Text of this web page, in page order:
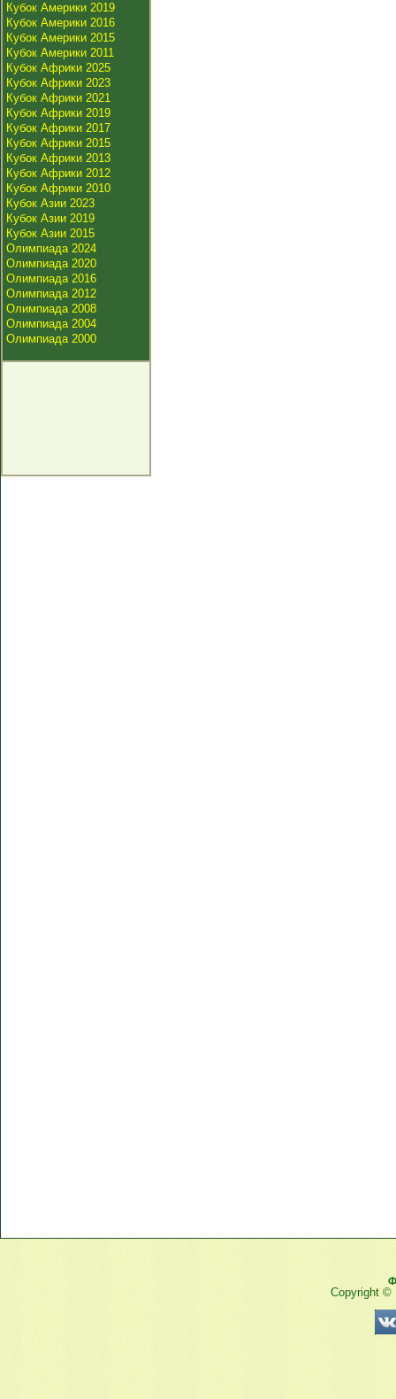
Кубок Америки 2019
Кубок Америки 2016
Кубок Америки 2015
Кубок Америки 2011
Кубок Африки 2025
Кубок Африки 2023
Кубок Африки 2021
Кубок Африки 2019
Кубок Африки 2017
Кубок Африки 2015
Кубок Африки 2013
Кубок Африки 2012
Кубок Африки 2010
Кубок Азии 2023
Кубок Азии 2019
Кубок Азии 2015
Олимпиада 2024
Олимпиада 2020
Олимпиада 2016
Олимпиада 2012
Олимпиада 2008
Олимпиада 2004
Олимпиада 2000
Copyright ©